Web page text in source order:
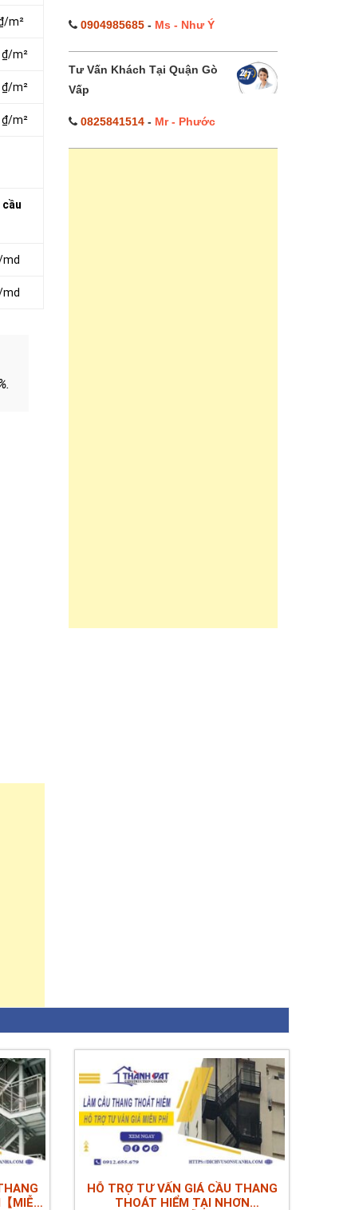
m²
₫/m²
₫/m²
₫/m²
md
md
0904985685- Ms - Như Ý
Tư Vấn Khách Tại Quận Gò
Vấp
0825841514- Mr - Phước
MIỄN
HỖ TRỢ TƯ VẤN GIÁ CẦU THANG
THOÁT HIỂM TẠI NHƠN